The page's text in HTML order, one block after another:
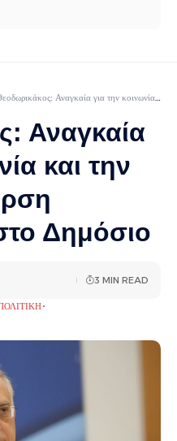
Αναγκαία για την κοινωνία και την οικονομία η άρση μονιμότητας στο Δημόσιο
Αναγκαία
και την
Δημόσιο
3 MIN READ